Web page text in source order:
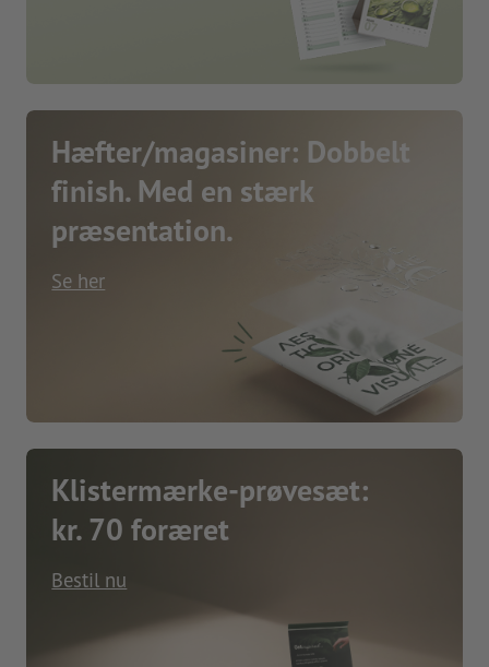
Hæfter/magasiner: Dobbelt
finish. Med en stærk
præsentation.
Se her
Klistermærke-prøvesæt:
kr. 70 foræret
Bestil nu